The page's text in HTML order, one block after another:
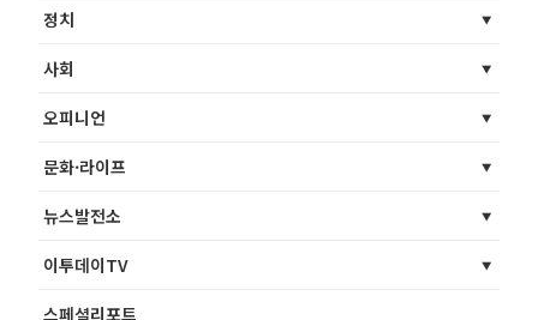
정치
사회
오피니언
문화·라이프
뉴스발전소
이투데이TV
스페셜리포트